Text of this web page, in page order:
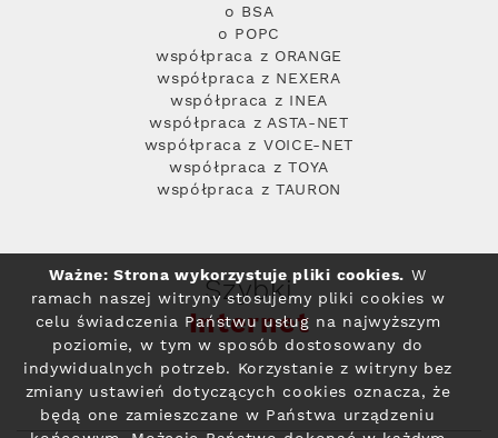
o BSA
o POPC
współpraca z ORANGE
współpraca z NEXERA
współpraca z INEA
współpraca z ASTA-NET
współpraca z VOICE-NET
współpraca z TOYA
współpraca z TAURON
Szybki
Internet
Ważne: Strona wykorzystuje pliki cookies. W
ramach naszej witryny stosujemy pliki cookies w
celu świadczenia Państwu usług na najwyższym
poziomie, w tym w sposób dostosowany do
indywidualnych potrzeb. Korzystanie z witryny bez
zmiany ustawień dotyczących cookies oznacza, że
będą one zamieszczane w Państwa urządzeniu